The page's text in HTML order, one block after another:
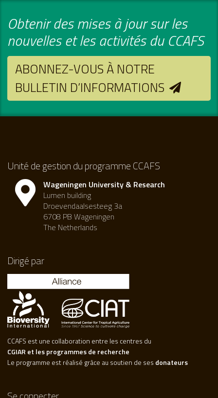
Obtenir des mises à jour sur les
nouvelles et les activités du CCAFS
ABONNEZ-VOUS À NOTRE
BULLETIN D’INFORMATIONS
Unité de gestion du programme CCAFS
Wageningen University & Research
Lumen building
Droevendaalsesteeg 3a
6708 PB Wageningen
The Netherlands
Dirigé par
CCAFS est une collaboration entre les centres du
CGIAR et les programmes de recherche
Le programme est réalisé grâce au soutien de ses donateurs